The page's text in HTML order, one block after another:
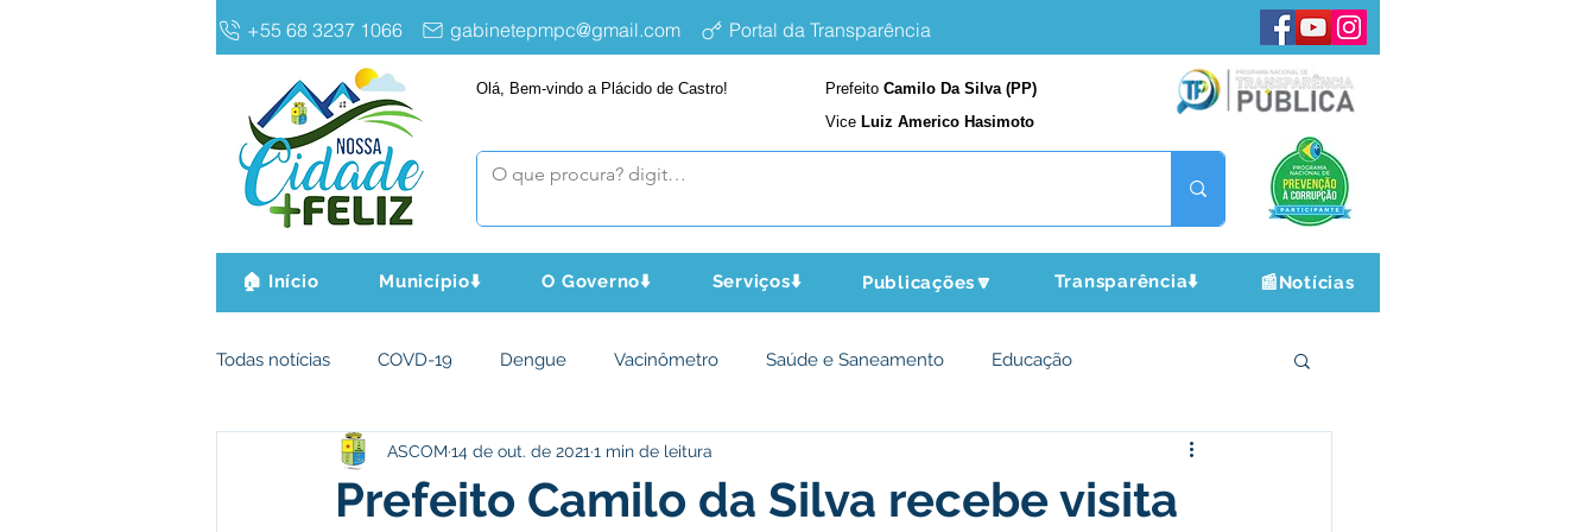
+55 68 3237 1066 gabinetepmpc@gmail.com Portal da Transparência
Olá, Bem-vindo a Plácido de Castro! Prefeito Camilo Da Silva (PP)
Vice Luiz Americo Hasimoto
🏠 Início Município⬇️ O Governo⬇️ Serviços⬇️ Publicações🔽 Transparência⬇️ 📰Notícias
Todas notícias COVD-19 Dengue Vacinômetro Saúde e Saneamento Educação
Infraestrutura e Obras Agricultura e Meio Ambiente
Prefeito Camilo da Silva recebe visita
ASCOM 14 de out. de 2021 1 min de leitura